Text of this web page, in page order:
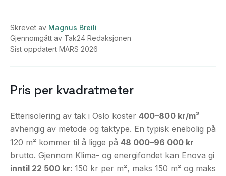
Skrevet av Magnus Breili
Gjennomgått av Tak24 Redaksjonen
Sist oppdatert MARS 2026
Pris per kvadratmeter
Etterisolering av tak i Oslo koster 400–800 kr/m²
avhengig av metode og taktype. En typisk enebolig på
120 m² kommer til å ligge på 48 000–96 000 kr
brutto. Gjennom Klima- og energifondet kan Enova gi
inntil 22 500 kr: 150 kr per m², maks 150 m² og maks